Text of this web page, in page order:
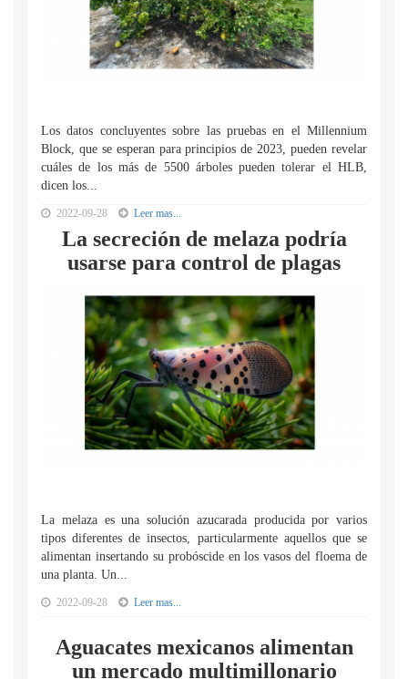
Los datos concluyentes sobre las pruebas en el Millennium
Block, que se esperan para principios de 2023, pueden revelar
cuáles de los más de 5500 árboles pueden tolerar el HLB,
dicen los...
2022-09-28 Leer mas...
La secreción de melaza podría
usarse para control de plagas
La melaza es una solución azucarada producida por varios
tipos diferentes de insectos, particularmente aquellos que se
alimentan insertando su probóscide en los vasos del floema de
una planta. Un...
2022-09-28 Leer mas...
Aguacates mexicanos alimentan
un mercado multimillonario